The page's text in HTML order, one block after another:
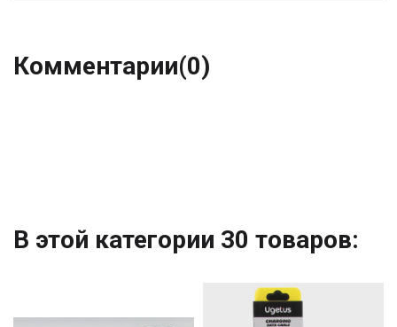
Комментарии(0)
В этой категории 30 товаров: